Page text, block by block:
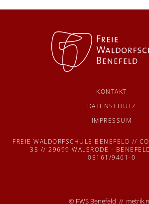
KONTAKT
DATENSCHUTZ
IMPRESSUM
FREIE WALDORFSCHULE BENEFELD //
35 // 29699 WALSRODE -
05161/9461-0
© FWS Benefeld //